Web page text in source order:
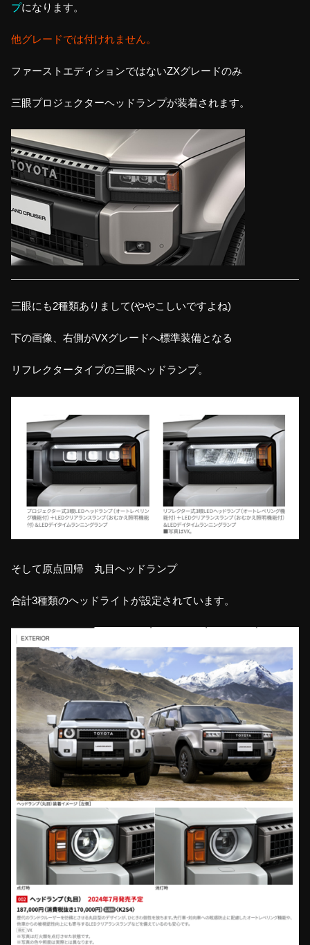
プになります。
他グレードでは付けれません。
ファーストエディションではないZXグレードのみ
三眼プロジェクターヘッドランプが装着されます。
三眼にも2種類ありまして(ややこしいですよね)
下の画像、右側がVXグレードへ標準装備となる
リフレクタータイプの三眼ヘッドランプ。
そして原点回帰 丸目ヘッドランプ
合計3種類のヘッドライトが設定されています。